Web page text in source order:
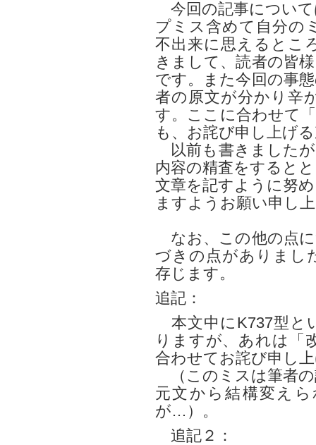
今回の記事につい
プミス含めて自分の
不出来に思えるとこ
きまして、読者の皆
です。また今回の事
者の原文が分かり辛
す。ここに合わせて
も、お詫び申し上げ
以前も書きました
内容の精査をすると
文章を記すように努
ますようお願い申し
なお、この他の点
づきの点がありまし
存じます。
追記：
本文中にK737型と
りますが、あれは「
合わせてお詫び申し
（このミスは筆者
元文から結構変え
が…）。
追記２：